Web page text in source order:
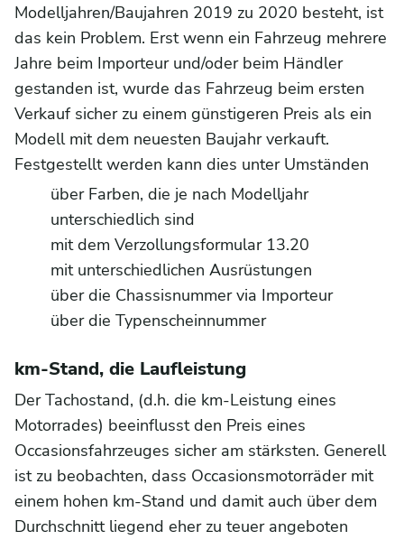
Modelljahren/Baujahren 2019 zu 2020 besteht, ist
das kein Problem. Erst wenn ein Fahrzeug mehrere
Jahre beim Importeur und/oder beim Händler
gestanden ist, wurde das Fahrzeug beim ersten
Verkauf sicher zu einem günstigeren Preis als ein
Modell mit dem neuesten Baujahr verkauft.
Festgestellt werden kann dies unter Umständen
über Farben, die je nach Modelljahr
unterschiedlich sind
mit dem Verzollungsformular 13.20
mit unterschiedlichen Ausrüstungen
über die Chassisnummer via Importeur
über die Typenscheinnummer
km-Stand, die Laufleistung
Der Tachostand, (d.h. die km-Leistung eines
Motorrades) beeinflusst den Preis eines
Occasionsfahrzeuges sicher am stärksten. Generell
ist zu beobachten, dass Occasionsmotorräder mit
einem hohen km-Stand und damit auch über dem
Durchschnitt liegend eher zu teuer angeboten